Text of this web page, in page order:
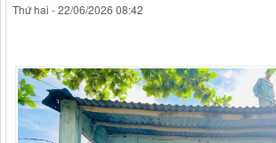
Thứ hai - 22/06/2026 08:42